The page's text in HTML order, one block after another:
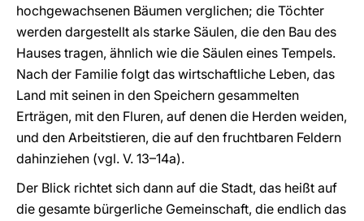
hochgewachsenen Bäumen verglichen; die Töchter
werden dargestellt als starke Säulen, die den Bau des
Hauses tragen, ähnlich wie die Säulen eines Tempels.
Nach der Familie folgt das wirtschaftliche Leben, das
Land mit seinen in den Speichern gesammelten
Erträgen, mit den Fluren, auf denen die Herden weiden,
und den Arbeitstieren, die auf den fruchtbaren Feldern
dahinziehen (vgl. V. 13–14a).
Der Blick richtet sich dann auf die Stadt, das heißt auf
die gesamte bürgerliche Gemeinschaft, die endlich das